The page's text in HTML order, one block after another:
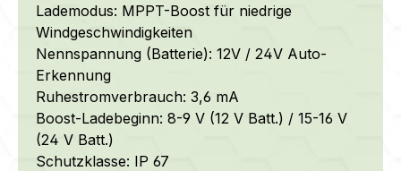
Lademodus: MPPT-Boost für niedrige
Windgeschwindigkeiten
Nennspannung (Batterie): 12V / 24V Auto-
Erkennung
Ruhestromverbrauch: 3,6 mA
Boost-Ladebeginn: 8-9 V (12 V Batt.) / 15-16 V
(24 V Batt.)
Schutzklasse: IP 67